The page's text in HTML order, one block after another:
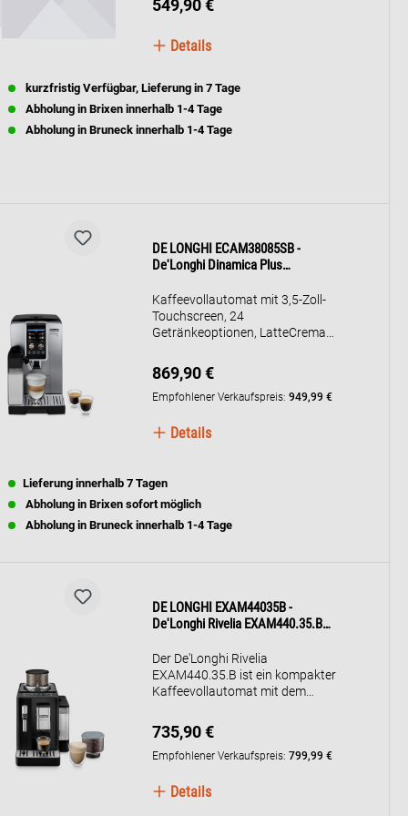
549,90 €
Details
kurzfristig Verfügbar, Lieferung in 7 Tage
Abholung in Brixen innerhalb 1-4 Tage
Abholung in Bruneck innerhalb 1-4 Tage
DE LONGHI ECAM38085SB -
De'Longhi Dinamica Plus
Kaffeevollautomat mit 3,5-Zoll-
Touchscreen, 24
Getränkeoptionen, LatteCrema
Milchschaum und App-Steuerung.
Bereitet Espresso, Cappuccino,
Latte Macchiato und mehr zu.
Wassertank, 300 g
869,90 €
Empfohlener Verkaufspreis:949,99 €
Details
Lieferung innerhalb 7 Tagen
Abholung in Brixen sofort möglich
Abholung in Bruneck innerhalb 1-4 Tage
DE LONGHI EXAM44035B -
De'Longhi Rivelia EXAM440.35.B
Der De'Longhi Rivelia
EXAM440.35.B ist ein kompakter
Kaffeevollautomat mit dem
das den schnellen Wechsel
zwischen zwei Bohnensorten
ermöglicht. Die Bean Adapt
Dosierung und Brühtemperatur
735,90 €
Empfohlener Verkaufspreis:799,99 €
Details